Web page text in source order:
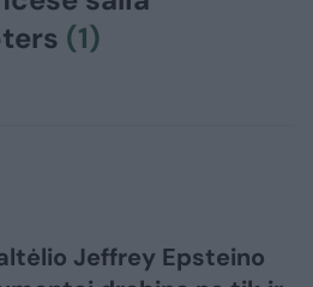
(1)
Jeffrey Epsteino